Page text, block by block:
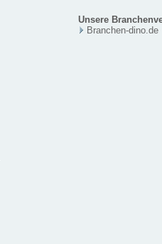
Unsere
Branchen-dino.de